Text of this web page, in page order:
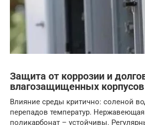
Защита от коррозии и
влагозащищенных корпусов
Влияние среды критично: соленой
перепадов температур. Нержавеющая
поликарбонат – устойчивы.